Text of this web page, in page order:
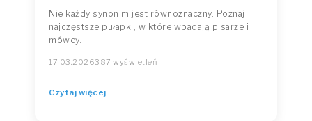
Nie każdy synonim jest równoznaczny. Poznaj
najczęstsze pułapki, w które wpadają pisarze i
mówcy.
17.03.2026387 wyświetleń
Czytaj więcej